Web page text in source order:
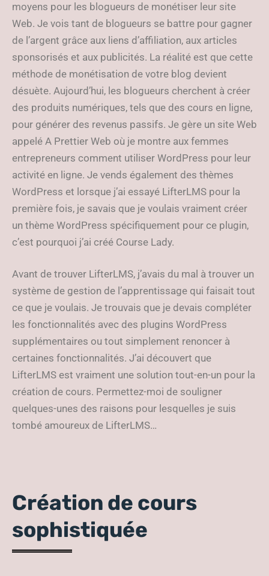
moyens pour les blogueurs de monétiser leur site
Web. Je vois tant de blogueurs se battre pour gagner
de l’argent grâce aux liens d’affiliation, aux articles
sponsorisés et aux publicités. La réalité est que cette
méthode de monétisation de votre blog devient
désuète. Aujourd’hui, les blogueurs cherchent à créer
des produits numériques, tels que des cours en ligne,
pour générer des revenus passifs. Je gère un site Web
appelé A Prettier Web où je montre aux femmes
entrepreneurs comment utiliser WordPress pour leur
activité en ligne. Je vends également des thèmes
WordPress et lorsque j’ai essayé LifterLMS pour la
première fois, je savais que je voulais vraiment créer
un thème WordPress spécifiquement pour ce plugin,
c’est pourquoi j’ai créé Course Lady.
Avant de trouver LifterLMS, j’avais du mal à trouver un
système de gestion de l’apprentissage qui faisait tout
ce que je voulais. Je trouvais que je devais compléter
les fonctionnalités avec des plugins WordPress
supplémentaires ou tout simplement renoncer à
certaines fonctionnalités. J’ai découvert que
LifterLMS est vraiment une solution tout-en-un pour la
création de cours. Permettez-moi de souligner
quelques-unes des raisons pour lesquelles je suis
tombé amoureux de LifterLMS…
Création de cours
sophistiquée